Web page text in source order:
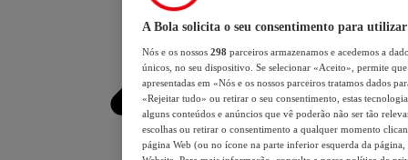
A Bola solicita o seu consentimento para utilizar
Nós e os nossos 298 parceiros armazenamos e acedemos a
únicos, no seu dispositivo. Se selecionar «Aceito», permite
apresentadas em «Nós e os nossos parceiros tratamos dados
«Rejeitar tudo» ou retirar o seu consentimento, estas
alguns conteúdos e anúncios que vê poderão não ser tão
escolhas ou retirar o consentimento a qualquer momento
página Web (ou no ícone na parte inferior esquerda da página,